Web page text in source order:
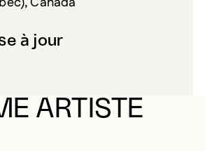
à jour
ARTISTE